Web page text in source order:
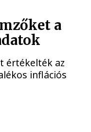
a
értékelték az
inflációs